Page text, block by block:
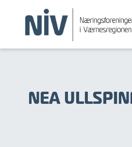
NEA